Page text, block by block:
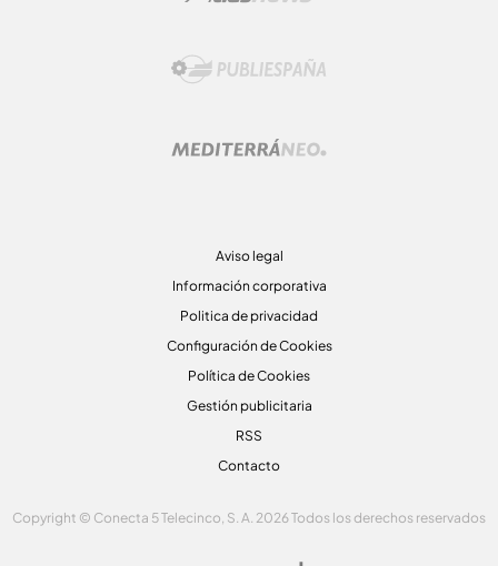
Aviso legal
Información corporativa
Politica de privacidad
Configuración de Cookies
Política de Cookies
Gestión publicitaria
RSS
Contacto
Copyright © Conecta 5 Telecinco, S. A. 2026 Todos los derechos reservados